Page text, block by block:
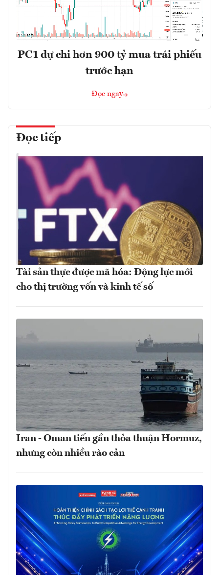
PC1 dự chi hơn 900 tỷ mua trái phiếu
trước hạn
Đọc ngay
Đọc tiếp
Tài sản thực được mã hóa: Động lực mới
cho thị trường vốn và kinh tế số
Iran - Oman tiến gần thỏa thuận Hormuz,
nhưng còn nhiều rào cản